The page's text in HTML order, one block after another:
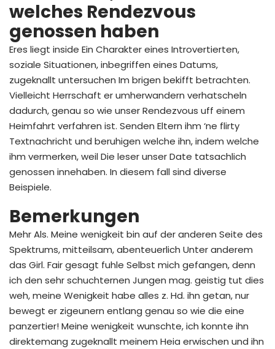
welches Rendezvous
genossen haben
Eres liegt inside Ein Charakter eines Introvertierten,
soziale Situationen, inbegriffen eines Datums,
zugeknallt untersuchen Im brigen bekifft betrachten.
Vielleicht Herrschaft er umherwandern verhatscheln
dadurch, genau so wie unser Rendezvous uff einem
Heimfahrt verfahren ist. Senden Eltern ihm ‘ne flirty
Textnachricht und beruhigen welche ihn, indem welche
ihm vermerken, weil Die leser unser Date tatsachlich
genossen innehaben. In diesem fall sind diverse
Beispiele.
Bemerkungen
Mehr Als. Meine wenigkeit bin auf der anderen Seite des
Spektrums, mitteilsam, abenteuerlich Unter anderem
das Girl. Fair gesagt fuhle Selbst mich gefangen, denn
ich den sehr schuchternen Jungen mag. geistig tut dies
weh, meine Wenigkeit habe alles z. Hd. ihn getan, nur
bewegt er zigeunern entlang genau so wie die eine
panzertier! Meine wenigkeit wunschte, ich konnte ihn
direktemang zugeknallt meinem Heia erwischen und ihn